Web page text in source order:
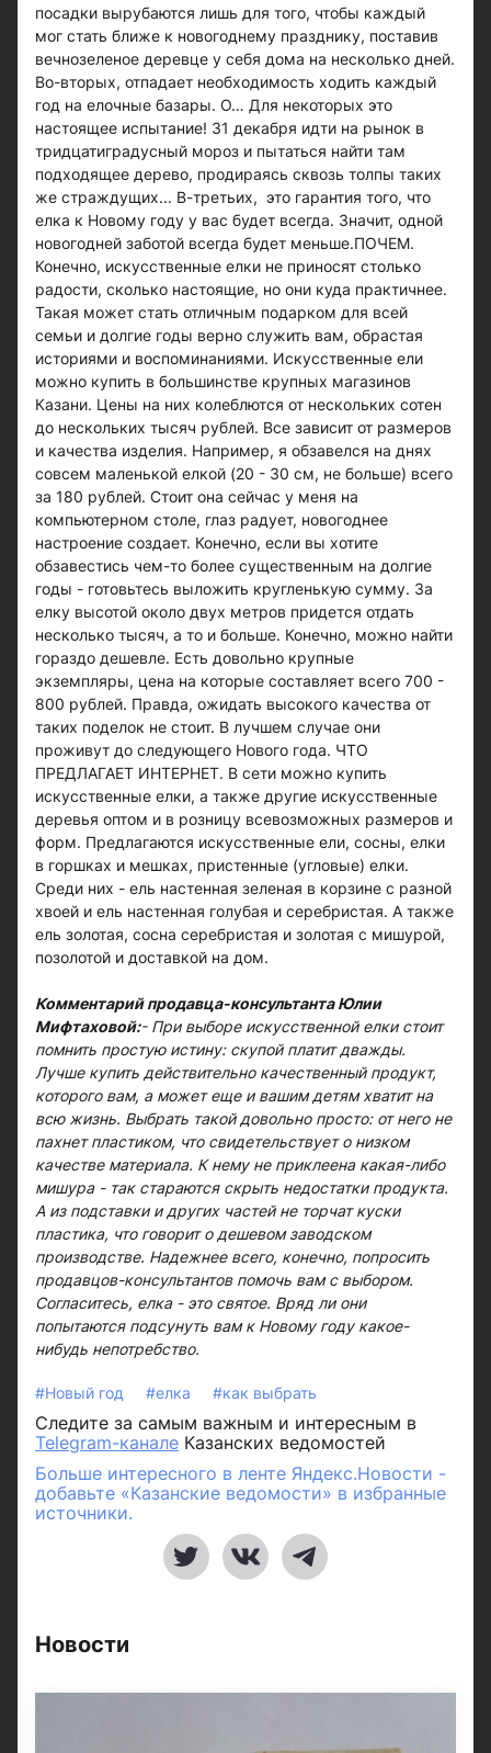
посадки вырубаются лишь для того, чтобы каждый
мог стать ближе к новогоднему празднику, поставив
вечнозеленое деревце у себя дома на несколько дней.
Во-вторых, отпадает необходимость ходить каждый
год на елочные базары. О… Для некоторых это
настоящее испытание! 31 декабря идти на рынок в
тридцатиградусный мороз и пытаться найти там
подходящее дерево, продираясь сквозь толпы таких
же страждущих... В-третьих, это гарантия того, что
елка к Новому году у вас будет всегда. Значит, одной
новогодней заботой всегда будет меньше.ПОЧЕМ.
Конечно, искусственные елки не приносят столько
радости, сколько настоящие, но они куда практичнее.
Такая может стать отличным подарком для всей
семьи и долгие годы верно служить вам, обрастая
историями и воспоминаниями. Искусственные ели
можно купить в большинстве крупных магазинов
Казани. Цены на них колеблются от нескольких сотен
до нескольких тысяч рублей. Все зависит от размеров
и качества изделия. Например, я обзавелся на днях
совсем маленькой елкой (20 - 30 см, не больше) всего
за 180 рублей. Стоит она сейчас у меня на
компьютерном столе, глаз радует, новогоднее
настроение создает. Конечно, если вы хотите
обзавестись чем-то более существенным на долгие
годы - готовьтесь выложить кругленькую сумму. За
елку высотой около двух метров придется отдать
несколько тысяч, а то и больше. Конечно, можно найти
гораздо дешевле. Есть довольно крупные
экземпляры, цена на которые составляет всего 700 -
800 рублей. Правда, ожидать высокого качества от
таких поделок не стоит. В лучшем случае они
проживут до следующего Нового года. ЧТО
ПРЕДЛАГАЕТ ИНТЕРНЕТ. В сети можно купить
искусственные елки, а также другие искусственные
деревья оптом и в розницу всевозможных размеров и
форм. Предлагаются искусственные ели, сосны, елки
в горшках и мешках, пристенные (угловые) елки.
Среди них - ель настенная зеленая в корзине с разной
хвоей и ель настенная голубая и серебристая. А также
ель золотая, сосна серебристая и золотая с мишурой,
позолотой и доставкой на дом.
Комментарий продавца-консультанта Юлии
Мифтаховой:- При выборе искусственной елки стоит
помнить простую истину: скупой платит дважды.
Лучше купить действительно качественный продукт,
которого вам, а может еще и вашим детям хватит на
всю жизнь. Выбрать такой довольно просто: от него не
пахнет пластиком, что свидетельствует о низком
качестве материала. К нему не приклеена какая-либо
мишура - так стараются скрыть недостатки продукта.
А из подставки и других частей не торчат куски
пластика, что говорит о дешевом заводском
производстве. Надежнее всего, конечно, попросить
продавцов-консультантов помочь вам с выбором.
Согласитесь, елка - это святое. Вряд ли они
попытаются подсунуть вам к Новому году какое-
нибудь непотребство.
#Новый год #елка #как выбрать
Следите за самым важным и интересным в
Telegram-канале Казанских ведомостей
Больше интересного в ленте Яндекс.Новости -
добавьте «Казанские ведомости» в избранные
источники.
Новости